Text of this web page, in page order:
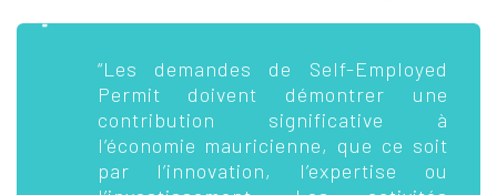
“Les demandes de Self-Employed
Permit doivent démontrer une
contribution significative à
l’économie mauricienne, que ce soit
par l’innovation, l’expertise ou